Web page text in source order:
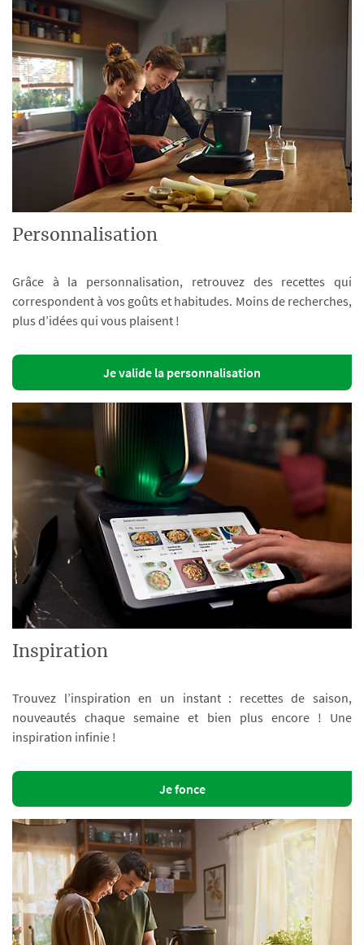
Personnalisation
Grâce à la personnalisation, retrouvez des recettes qui
correspondent à vos goûts et habitudes. Moins de recherches,
plus d’idées qui vous plaisent !
Je valide la personnalisation
Inspiration
Trouvez l’inspiration en un instant : recettes de saison,
nouveautés chaque semaine et bien plus encore ! Une
inspiration infinie !
Je fonce